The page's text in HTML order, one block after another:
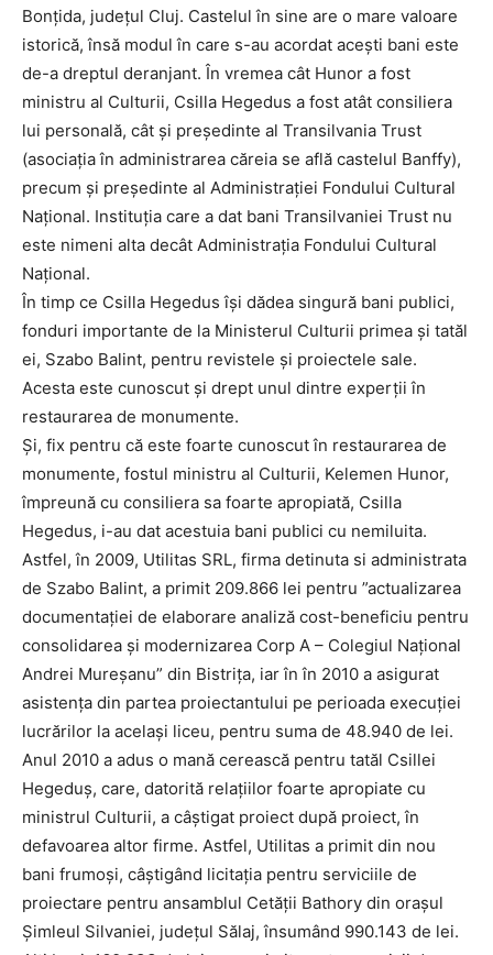
Bonțida, județul Cluj. Castelul în sine are o mare valoare
istorică, însă modul în care s-au acordat acești bani este
de-a dreptul deranjant. În vremea cât Hunor a fost
ministru al Culturii, Csilla Hegedus a fost atât consiliera
lui personală, cât și președinte al Transilvania Trust
(asociația în administrarea căreia se află castelul Banffy),
precum și președinte al Administrației Fondului Cultural
Național. Instituția care a dat bani Transilvaniei Trust nu
este nimeni alta decât Administrația Fondului Cultural
Național.
În timp ce Csilla Hegedus își dădea singură bani publici,
fonduri importante de la Ministerul Culturii primea și tatăl
ei, Szabo Balint, pentru revistele și proiectele sale.
Acesta este cunoscut și drept unul dintre experții în
restaurarea de monumente.
Și, fix pentru că este foarte cunoscut în restaurarea de
monumente, fostul ministru al Culturii, Kelemen Hunor,
împreună cu consiliera sa foarte apropiată, Csilla
Hegedus, i-au dat acestuia bani publici cu nemiluita.
Astfel, în 2009, Utilitas SRL, firma detinuta si administrata
de Szabo Balint, a primit 209.866 lei pentru ”actualizarea
documentației de elaborare analiză cost-beneficiu pentru
consolidarea și modernizarea Corp A – Colegiul Național
Andrei Mureșanu” din Bistriţa, iar în în 2010 a asigurat
asistența din partea proiectantului pe perioada execuției
lucrărilor la acelaşi liceu, pentru suma de 48.940 de lei.
Anul 2010 a adus o mană cerească pentru tatăl Csillei
Hegeduș, care, datorită relațiilor foarte apropiate cu
ministrul Culturii, a câștigat proiect după proiect, în
defavoarea altor firme. Astfel, Utilitas a primit din nou
bani frumoși, câștigând licitația pentru serviciile de
proiectare pentru ansamblul Cetății Bathory din orașul
Șimleul Silvaniei, județul Sălaj, însumând 990.143 de lei.